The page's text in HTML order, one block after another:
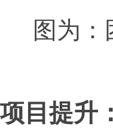
图为
项目提升：